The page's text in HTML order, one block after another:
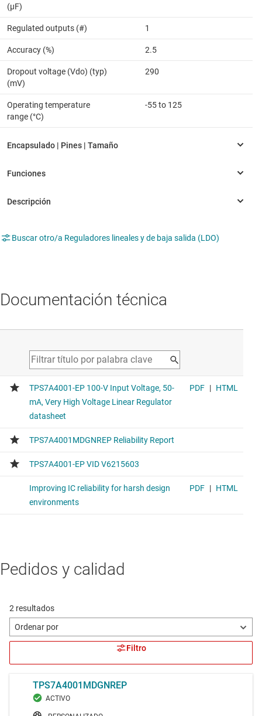
(µF)
Regulated outputs (#) 1
Accuracy (%) 2.5
Dropout voltage (Vdo) (typ)
(mV)
290
Operating temperature
range (°C)
-55 to 125
Buscar otro/a Reguladores lineales y de baja salida (LDO)
Documentación técnica
Pedidos y calidad